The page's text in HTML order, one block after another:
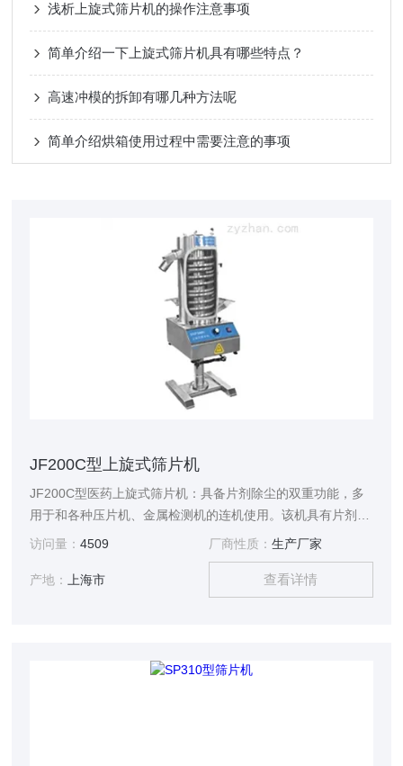
浅析上旋式筛片机的操作注意事项
简单介绍一下上旋式筛片机具有哪些特点？
高速冲模的拆卸有哪几种方法呢
简单介绍烘箱使用过程中需要注意的事项
JF200C型上旋式筛片机
JF200C型医药上旋式筛片机：具备片剂除尘的双重功能，多
用于和各种压片机、金属检测机的连机使用。该机具有片剂除
尘路径长，药片自动翻面磨光，除尘效果好的特点。符合
访问量：4509 厂商性质： 生产厂家
产地： 上海市 查看详情